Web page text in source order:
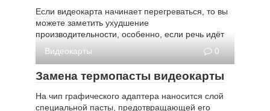
Если видеокарта начинает перегреваться, то вы
можете заметить ухудшение
производительности, особенно, если речь идёт
Видеокарты
0
Замена термопасты видеокарты
На чип графического адаптера наносится слой
специальной пасты, предотвращающей его